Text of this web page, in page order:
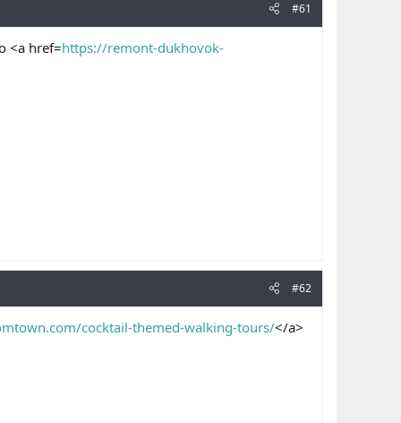
#61
<a href=https://remont-dukhovok-
#62
cocktail-themed-walking-tours/</a>